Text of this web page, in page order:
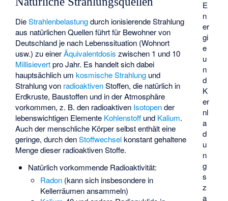
E
n
er
gi
e
u
n
d
K
er
nl
a
d
u
n
g
s
z
a
DieStrahlenbelastungdurch ionisierende Strahlung
aus natürlichen Quellen führt für Bewohner von
Deutschland je nach Lebenssituation (Wohnort
usw.) zu einerÄquivalentdosis zwischen 1 und 10
Millisievertpro Jahr. Es handelt sich dabei
hauptsächlich umkosmische Strahlung und
Strahlung von radioaktivenStoffen, die natürlich in
Erdkruste, Baustoffen und in der Atmosphäre
vorkommen, z. B. den radioaktiven Isotopender
lebenswichtigen Elemente Kohlenstoff und Kalium.
Auch der menschliche Körper selbst enthält eine
geringe, durch denStoffwechselkonstant gehaltene
Menge dieser radioaktiven Stoffe.
Natürlich vorkommende Radioaktivität:
Radon (kann sich insbesondere in
Kellerräumen ansammeln)